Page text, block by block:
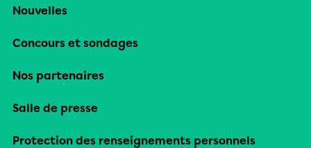
Nouvelles
Concours et sondages
Nos partenaires
Salle de presse
Protection des renseignements personnels